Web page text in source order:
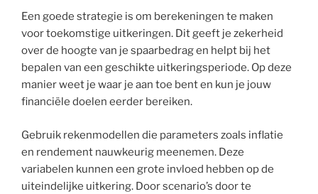
Een goede strategie is om berekeningen te maken
voor toekomstige uitkeringen. Dit geeft je zekerheid
over de hoogte van je spaarbedrag en helpt bij het
bepalen van een geschikte uitkeringsperiode. Op deze
manier weet je waar je aan toe bent en kun je jouw
financiële doelen eerder bereiken.
Gebruik rekenmodellen die parameters zoals inflatie
en rendement nauwkeurig meenemen. Deze
variabelen kunnen een grote invloed hebben op de
uiteindelijke uitkering. Door scenario’s door te